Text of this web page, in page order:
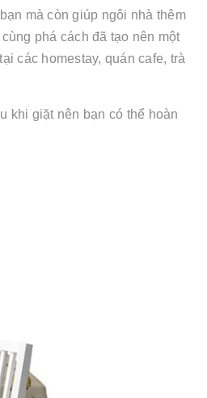
mà còn giúp ngôi nhà thêm
phá cách đã tạo nên một
các homestay, quán cafe, trà
khi giặt nên bạn có thể hoàn